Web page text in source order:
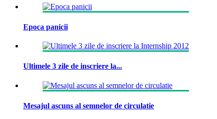
Epoca panicii
Ultimele 3 zile de inscriere la...
Mesajul ascuns al semnelor de circulatie